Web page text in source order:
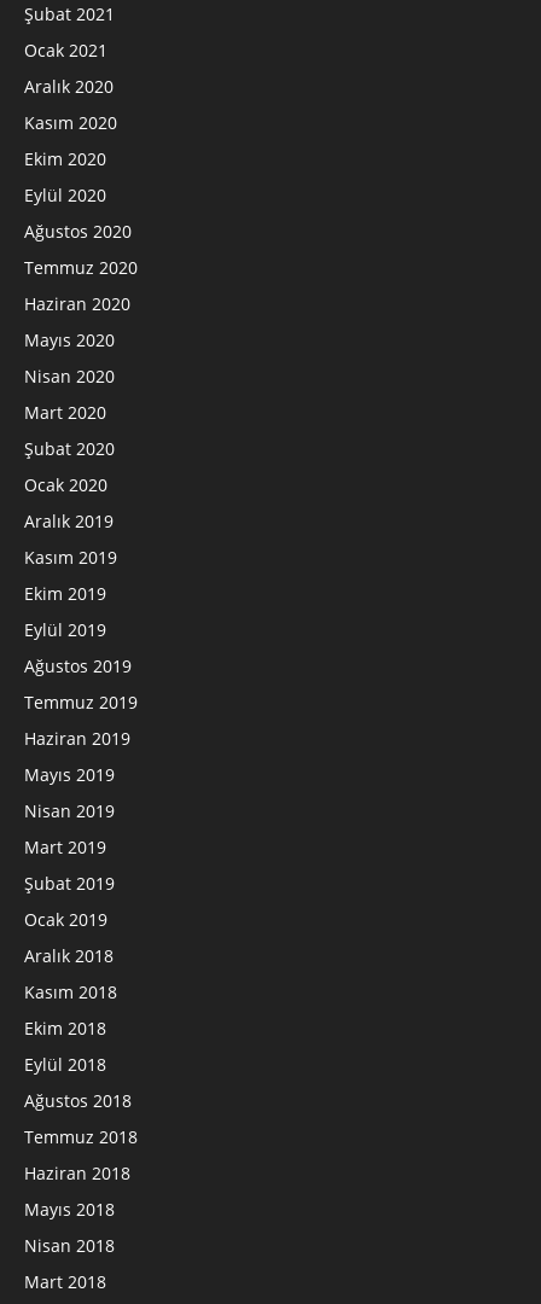
Şubat 2021
Ocak 2021
Aralık 2020
Kasım 2020
Ekim 2020
Eylül 2020
Ağustos 2020
Temmuz 2020
Haziran 2020
Mayıs 2020
Nisan 2020
Mart 2020
Şubat 2020
Ocak 2020
Aralık 2019
Kasım 2019
Ekim 2019
Eylül 2019
Ağustos 2019
Temmuz 2019
Haziran 2019
Mayıs 2019
Nisan 2019
Mart 2019
Şubat 2019
Ocak 2019
Aralık 2018
Kasım 2018
Ekim 2018
Eylül 2018
Ağustos 2018
Temmuz 2018
Haziran 2018
Mayıs 2018
Nisan 2018
Mart 2018